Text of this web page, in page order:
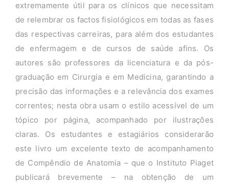
extremamente útil para os clínicos que necessitam
de relembrar os factos fisiológicos em todas as fases
das respectivas carreiras, para além dos estudantes
de enfermagem e de cursos de saúde afins. Os
autores são professores da licenciatura e da pós-
graduação em Cirurgia e em Medicina, garantindo a
precisão das informações e a relevância dos exames
correntes; nesta obra usam o estilo acessível de um
tópico por página, acompanhado por ilustrações
claras. Os estudantes e estagiários considerarão
este livro um excelente texto de acompanhamento
de Compêndio de Anatomia – que o Instituto Piaget
publicará brevemente – na obtenção de um